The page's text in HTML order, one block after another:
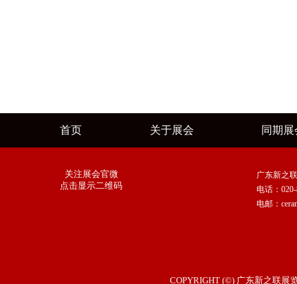
首页 关于展会 同期展
关注展会官微
点击显示二维码
广东新之
电话：020-
电邮：
COPYRIGHT (©) 广东新之联展